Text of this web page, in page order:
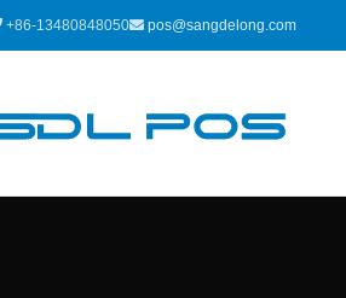
+86-13480848050 pos@sangdelong.com